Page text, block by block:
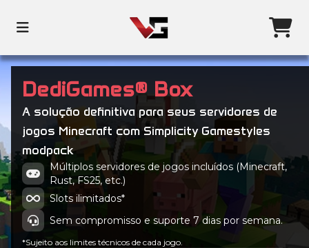
DediGames® Box
A solução definitiva para seus servidores de
jogos Minecraft com Simplicity Gamestyles
modpack
Múltiplos servidores de jogos incluídos (Minecraft,
Rust, FS25, etc.)
Slots ilimitados*
Sem compromisso e suporte 7 dias por semana.
*Sujeito aos limites técnicos de cada jogo.